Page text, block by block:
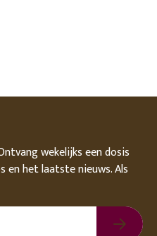
wekelijks een dosis
en het laatste nieuws. Als